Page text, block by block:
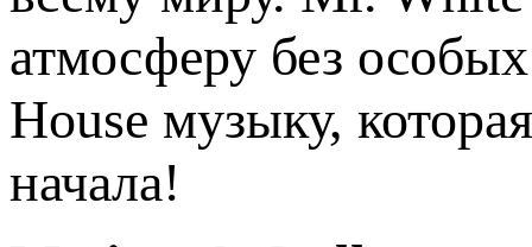
атмосферу без
House музыку,
начала!